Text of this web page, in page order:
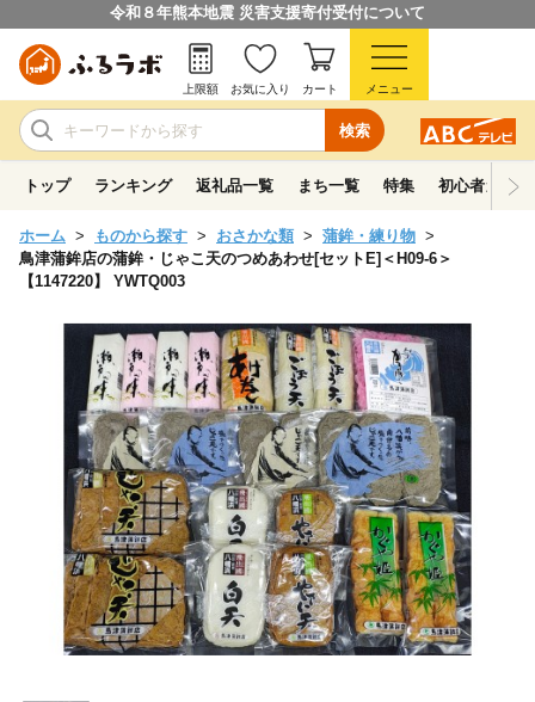
令和８年熊本地震 災害支援寄付受付について
検索
上限額 お気に入り カート メニュー
トップ ランキング 返礼品一覧 まち一覧 特集 初心者ガイド
ホーム ものから探す おさかな類
蒲鉾・練り物
鳥津蒲鉾店の蒲鉾・じゃこ天のつめあわせ[セットE]＜H09-6＞
【1147220】 YWTQ003